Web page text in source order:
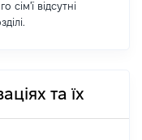
сім'ї відсутні
та їх